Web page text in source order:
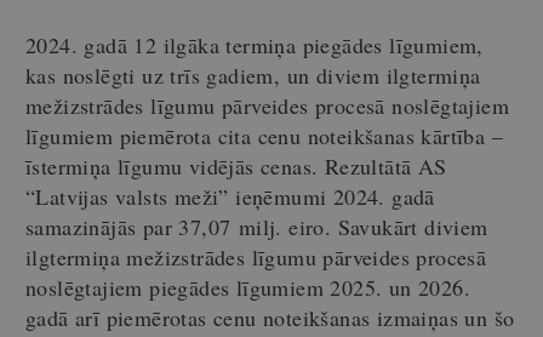
2024. gadā 12 ilgāka termiņa piegādes līgumiem,
kas noslēgti uz trīs gadiem, un diviem ilgtermiņa
mežizstrādes līgumu pārveides procesā noslēgtajiem
līgumiem piemērota cita cenu noteikšanas kārtība –
īstermiņa līgumu vidējās cenas. Rezultātā AS
“Latvijas valsts meži” ieņēmumi 2024. gadā
samazinājās par 37,07 milj. eiro. Savukārt diviem
ilgtermiņa mežizstrādes līgumu pārveides procesā
noslēgtajiem piegādes līgumiem 2025. un 2026.
gadā arī piemērotas cenu noteikšanas izmaiņas un šo